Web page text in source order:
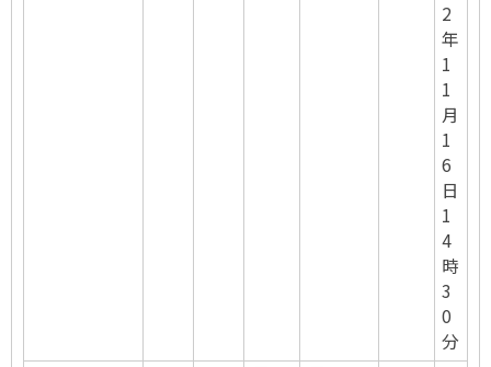
2
年
1
1
月
1
6
日
1
4
時
3
0
分